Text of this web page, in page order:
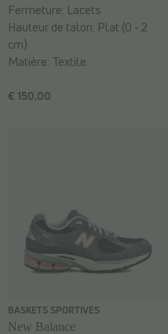
€ 150,00
Fermeture: Lacets
Hauteur de talon: Plat (0 - 2
cm)
Matière: Textile
BASKETS SPORTIVES
New Balance